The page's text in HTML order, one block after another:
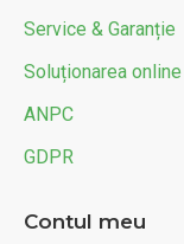
Service & Garanție
Soluționarea
ANPC
GDPR
Contul meu